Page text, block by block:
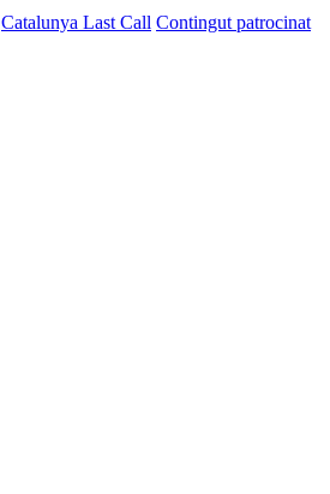
Catalunya Last Call Contingut patrocinat